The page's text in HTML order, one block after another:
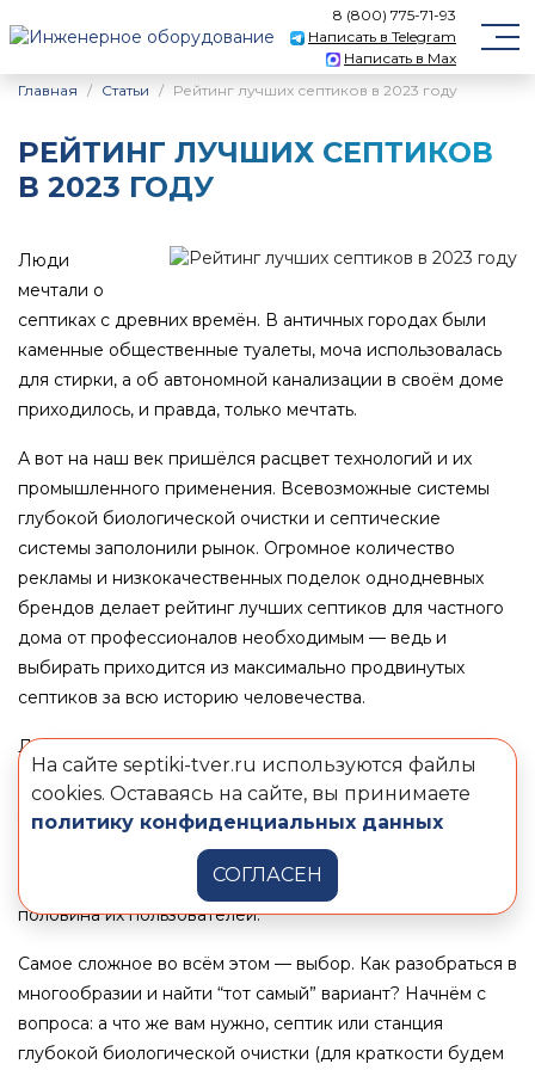
8 (800) 775-71-93
Написать в Telegram
Написать в Max
Главная
Статьи Рейтинг лучших септиков в 2023 году
РЕЙТИНГ ЛУЧШИХ СЕПТИКОВ
В 2023 ГОДУ
Люди
мечтали о
септиках с древних времён. В античных городах были
каменные общественные туалеты, моча использовалась
для стирки, а об автономной канализации в своём доме
приходилось, и правда, только мечтать.
А вот на наш век пришёлся расцвет технологий и их
промышленного применения. Всевозможные системы
глубокой биологической очистки и септические
системы заполонили рынок. Огромное количество
рекламы и низкокачественных поделок однодневных
брендов делает рейтинг лучших септиков для частного
дома от профессионалов необходимым — ведь и
выбирать приходится из максимально продвинутых
септиков за всю историю человечества.
Лучшая автономная канализация для дома сегодня
отнюдь не будет сложной в использовании. Да, для
установки могут понадобиться специальные
инструменты или экскаватор, но в целом, можно устано
вить и самостоятельно, как и сделала наверное добрая
половина их пользователей.
Самое сложное во всём этом — выбор. Как разобраться в
многообразии и найти “тот самый” вариант? Начнём с
вопроса: а что же вам нужно, септик или станция
глубокой биологической очистки (для краткости будем
На сайте septiki-tver.ru используются файлы
cookies. Оставаясь на сайте, вы принимаете
политику конфиденциальных данных
СОГЛАСЕН